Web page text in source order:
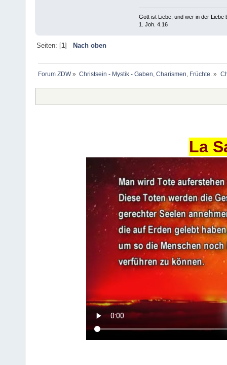
Gott ist Liebe, und wer in der Liebe
1. Joh. 4.16
Seiten: [1] Nach oben
Forum ZDW» Christsein - Mystik - Gaben, Charismen, Früchte. »
La